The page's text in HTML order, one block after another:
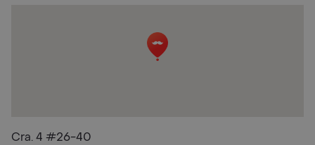
Cra. 4 #26-40